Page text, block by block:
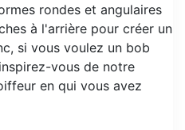
rondes et angulaires
à l'arrière pour créer un
si vous voulez un bob
vous de notre
en qui vous avez